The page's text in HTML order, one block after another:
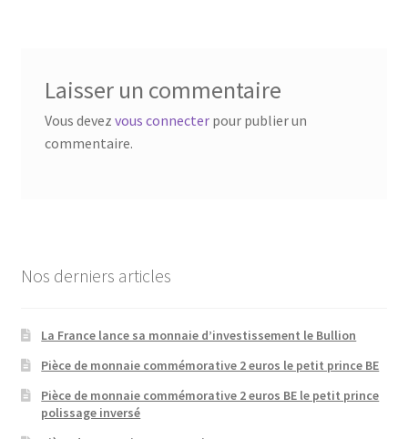
Laisser un commentaire
Vous devez vous connecterpour publier un
commentaire.
Nos derniers articles
La France lance sa monnaie d’investissement le Bullion
Pièce de monnaie commémorative 2 euros le petit prince BE
Pièce de monnaie commémorative 2 euros BE le petit prince
polissage inversé